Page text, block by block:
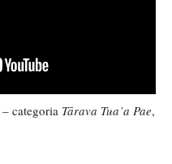
– categoria Tārava Tua’a Pae,